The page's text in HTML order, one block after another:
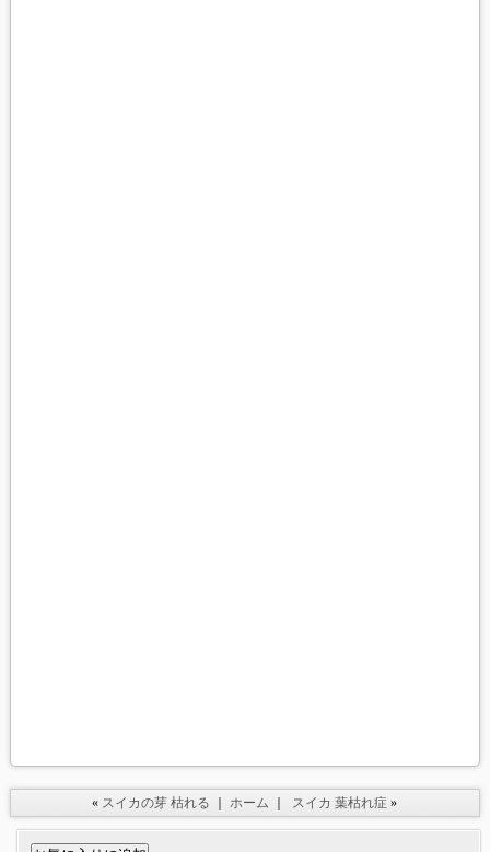
« スイカの芽 枯れる ｜ ホーム ｜ スイカ 葉枯れ症 »